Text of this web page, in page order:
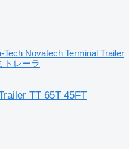
Tech Novatech Terminal Trailer
トレーラ
TT 65T 45FT